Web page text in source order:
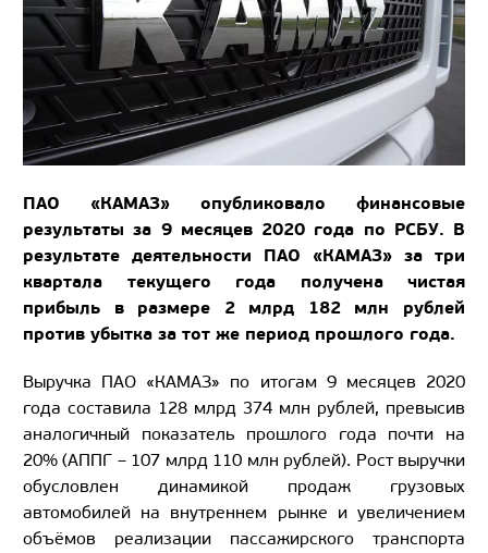
ПАО «КАМАЗ» опубликовало финансовые
результаты за 9 месяцев 2020 года по РСБУ. В
результате деятельности ПАО «КАМАЗ» за три
квартала текущего года получена чистая
прибыль в размере 2 млрд 182 млн рублей
против убытка за тот же период прошлого года.
Выручка ПАО «КАМАЗ» по итогам 9 месяцев 2020
года составила 128 млрд 374 млн рублей, превысив
аналогичный показатель прошлого года почти на
20% (АППГ – 107 млрд 110 млн рублей). Рост выручки
обусловлен динамикой продаж грузовых
автомобилей на внутреннем рынке и увеличением
объёмов реализации пассажирского транспорта